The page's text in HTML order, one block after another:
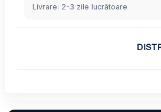
Livrare: 2-3 zile lucrătoare